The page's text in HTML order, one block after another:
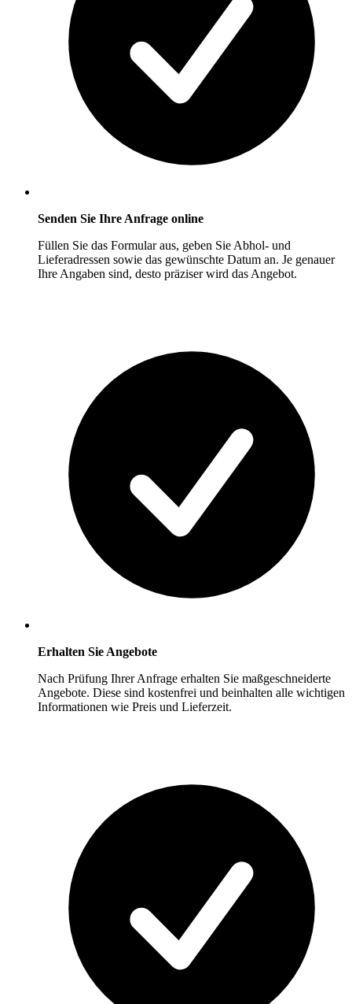
Senden Sie Ihre Anfrage online
Füllen Sie das Formular aus, geben Sie Abhol- und
Lieferadressen sowie das gewünschte Datum an. Je genauer
Ihre Angaben sind, desto präziser wird das Angebot.
Erhalten Sie Angebote
Nach Prüfung Ihrer Anfrage erhalten Sie maßgeschneiderte
Angebote. Diese sind kostenfrei und beinhalten alle wichtigen
Informationen wie Preis und Lieferzeit.